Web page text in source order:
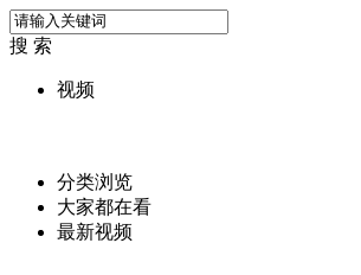
搜 索
视频
分类浏览
大家都在看
最新视频